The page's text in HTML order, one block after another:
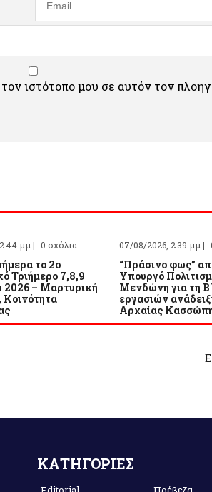
ιστότοπο μου σε αυτόν τον
μμ | 0 σχόλια
το 2ο
Τριήμερο 7,8,9
2026 – Μαρτυρική
07/08/2026, 2:39 μμ |
“Πράσινο φως”
Υπουργό
Μενδώνη για τη
εργασιών
Αρχαίας
ΚΑΤΗΓΟΡΙΕΣ